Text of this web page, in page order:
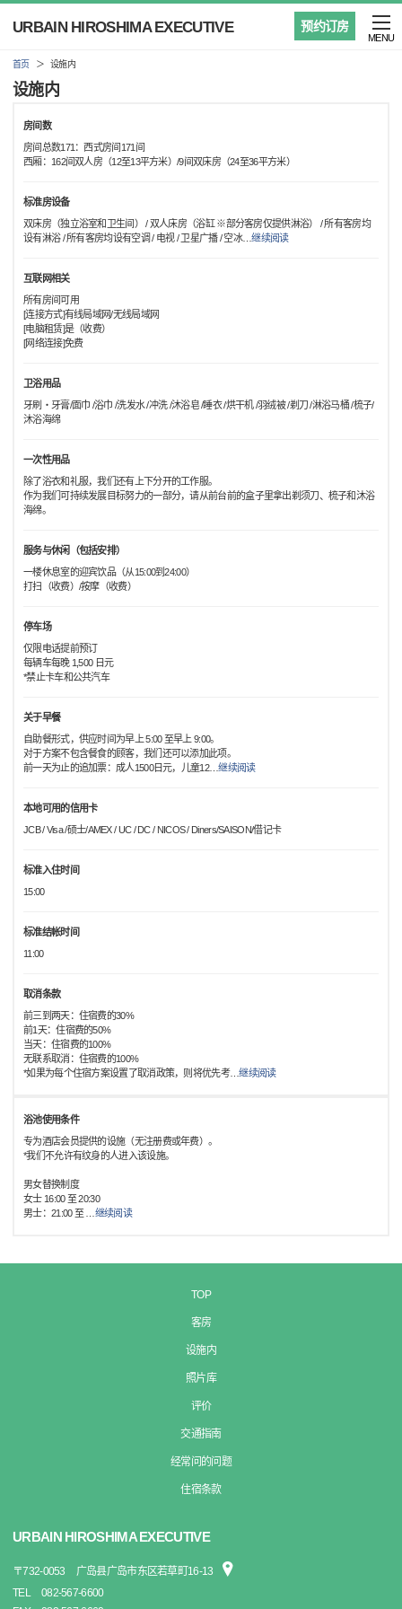
预约订房
URBAIN HIROSHIMA EXECUTIVE
MENU
首页 设施内
设施内
房间数
房间总数171：西式房间171间
西厢：162间双人房（12至13平方米）/9间双床房（24至36平方米）
标准房设备
双床房（独立浴室和卫生间） / 双人床房（浴缸 ※部分客房仅提供淋浴） / 所有客房均
设有淋浴 / 所有客房均设有空调 / 电视 / 卫星广播 / 空冰…继续阅读
互联网相关
所有房间可用
[连接方式]有线局域网/无线局域网
[电脑租赁]是（收费）
[网络连接]免费
卫浴用品
牙刷・牙膏/面巾 /浴巾 /洗发水 /冲洗 /沐浴皂 /睡衣 /烘干机 /羽绒被 /剃刀 /淋浴马桶 /梳子/
沐浴海绵
一次性用品
除了浴衣和礼服，我们还有上下分开的工作服。
作为我们可持续发展目标努力的一部分，请从前台前的盒子里拿出剃须刀、梳子和沐浴
海绵。
服务与休闲（包括安排）
一楼休息室的迎宾饮品（从15:00到24:00）
打扫（收费）/按摩（收费）
停车场
仅限电话提前预订
每辆车每晚 1,500 日元
*禁止卡车和公共汽车
关于早餐
自助餐形式，供应时间为早上 5:00 至早上 9:00。
对于方案不包含餐食的顾客，我们还可以添加此项。
前一天为止的追加票：成人1500日元，儿童12…继续阅读
本地可用的信用卡
JCB / Visa /硕士/AMEX / UC / DC / NICOS / Diners/SAISON/借记卡
标准入住时间
15:00
标准结帐时间
11:00
取消条款
前三到两天：住宿费的30%
前1天：住宿费的50%
当天：住宿费的100%
无联系取消：住宿费的100%
*如果为每个住宿方案设置了取消政策，则将优先考…继续阅读
浴池使用条件
专为酒店会员提供的设施（无注册费或年费）。
*我们不允许有纹身的人进入该设施。
男女替换制度
女士 16:00 至 20:30
男士：21:00 至
继续阅读
TOP
客房
设施内
照片库
评价
交通指南
经常问的问题
住宿条款
URBAIN HIROSHIMA EXECUTIVE
〒732-0053
广岛县广岛市东区若草町16-13
TEL
082-567-6600